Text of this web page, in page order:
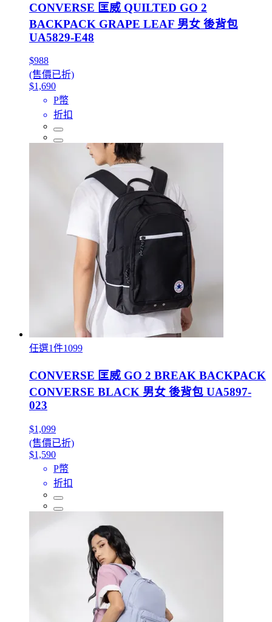
CONVERSE 匡威 QUILTED GO 2
BACKPACK GRAPE LEAF 男女 後背包
UA5829-E48
$988
(售價已折)
$1,690
P幣
折扣
任選1件1099
CONVERSE 匡威 GO 2 BREAK BACKPACK
CONVERSE BLACK 男女 後背包 UA5897-
023
$1,099
(售價已折)
$1,590
P幣
折扣